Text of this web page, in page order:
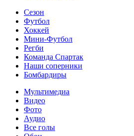
Сезон
Футбол
Хоккей
Мини-Футбол
Регби
Команда Спартак
Наши соперники
Бомбардиры
Мультимедиа
Видео
Фото
Аудио
Все голы